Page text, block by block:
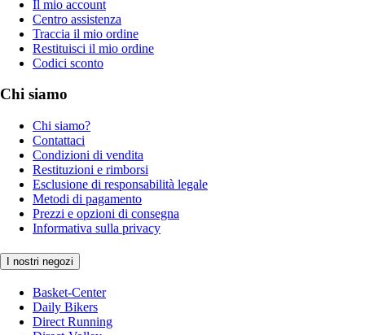
Il mio account
Centro assistenza
Traccia il mio ordine
Restituisci il mio ordine
Codici sconto
Chi siamo
Chi siamo?
Contattaci
Condizioni di vendita
Restituzioni e rimborsi
Esclusione di responsabilità legale
Metodi di pagamento
Prezzi e opzioni di consegna
Informativa sulla privacy
I nostri negozi
Basket-Center
Daily Bikers
Direct Running